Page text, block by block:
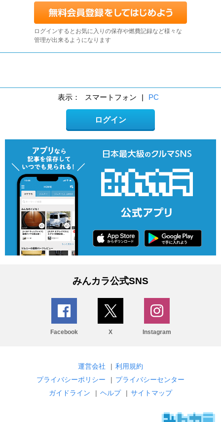
ログインするとお気に入りの保存や燃費記録など様々な
管理が出来るようになります
表示： スマートフォン | PC
ログイン
みんカラ公式SNS
Facebook X Instagram
運営会社 | 利用規約
プライバシーポリシー
| プライバシーセンター
ガイドライン
| ヘルプ | サイトマップ